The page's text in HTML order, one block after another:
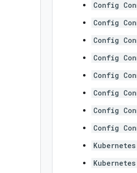
Config
Config
Config
Config
Config
Config
Config
Config